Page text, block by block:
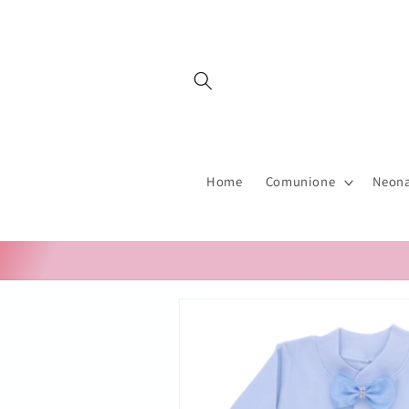
Home Comunione